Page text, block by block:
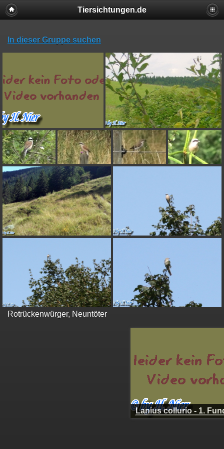
Tiersichtungen.de
In dieser Gruppe suchen
Rotrückenwürger, Neuntöter